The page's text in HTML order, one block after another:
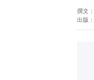
撰文：
出版：